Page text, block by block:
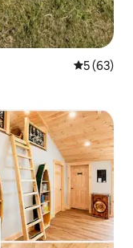
5 (63)